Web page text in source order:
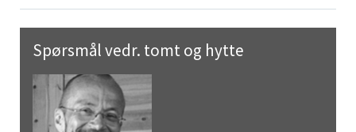
Spørsmål vedr. tomt og hytte